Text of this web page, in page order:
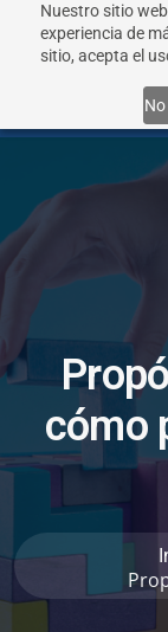
Nuestro sitio
experiencia de
sitio, acepta el
Propó
cómo